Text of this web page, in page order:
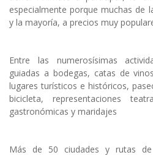
especialmente porque muchas de
y la mayoría, a precios muy
Entre las numerosísimas
guiadas a bodegas, catas de
lugares turísticos e históricos,
bicicleta, representaciones
gastronómicas y maridajes
Más de 50 ciudades y rutas